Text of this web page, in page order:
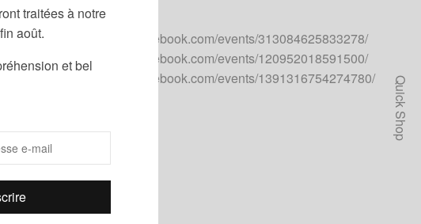
traitées à notre
août.
et bel
https://www.facebook.com/events/313084625833278/
https://www.facebook.com/events/120952018591500/
https://www.facebook.com/events/1391316754274780/
Quick Shop